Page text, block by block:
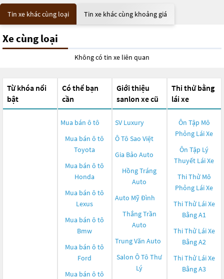
Tin xe khác cùng loại Tin xe khác cùng khoảng giá
Xe cùng loại
Không có tin xe liên quan
Từ khóa nổi
bật
Có thể bạn
cần
Mua bán ô tô
Mua bán ô tô
Toyota
Mua bán ô tô
Honda
Mua bán ô tô
Lexus
Mua bán ô tô
Bmw
Mua bán ô tô
Ford
Mua bán ô tô
Giới thiệu
sanlon xe cũ
SV Luxury
Ô Tô Sao Việt
Gia Bảo Auto
Hồng Tráng
Auto
Auto Mỹ Đình
Thắng Trần
Auto
Trung Văn Auto
Salon Ô Tô Thư
Lý
Thi thử bằng
lái xe
Ôn Tập Mô
Phỏng Lái Xe
Ôn Tập Lý
Thuyết Lái Xe
Thi Thử Mô
Phỏng Lái Xe
Thi Thử Lái Xe
Bằng A1
Thi Thử Lái Xe
Bằng A2
Thi Thử Lái Xe
Bằng A3